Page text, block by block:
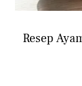
Resep